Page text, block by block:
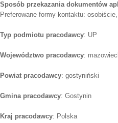
Sposób przekazania dokumentów
Preferowane formy kontaktu:
Typ podmiotu pracodawcy: UP
Województwo pracodawcy:
Powiat pracodawcy: gostyniński
Gmina pracodawcy: Gostynin
Kraj pracodawcy: Polska